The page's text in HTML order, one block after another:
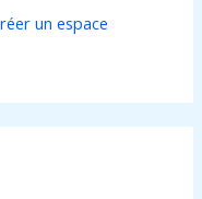
un espace